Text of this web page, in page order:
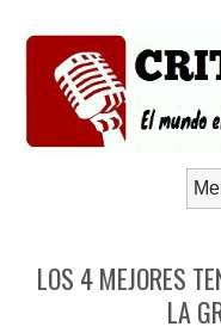
LOS 4 MEJORES
LA